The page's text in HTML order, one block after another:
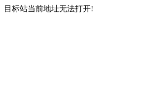
目标站当前地址无法打开!